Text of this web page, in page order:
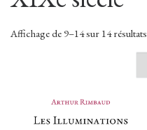
Affichage de 9–14 sur 14 résultats